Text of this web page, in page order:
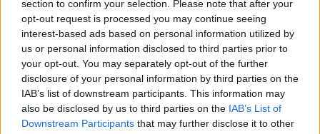
section to confirm your selection. Please note that after your
opt-out request is processed you may continue seeing
interest-based ads based on personal information utilized by
us or personal information disclosed to third parties prior to
your opt-out. You may separately opt-out of the further
disclosure of your personal information by third parties on the
IAB’s list of downstream participants. This information may
also be disclosed by us to third parties on the IAB’s List of
Downstream Participants that may further disclose it to other
healthstories